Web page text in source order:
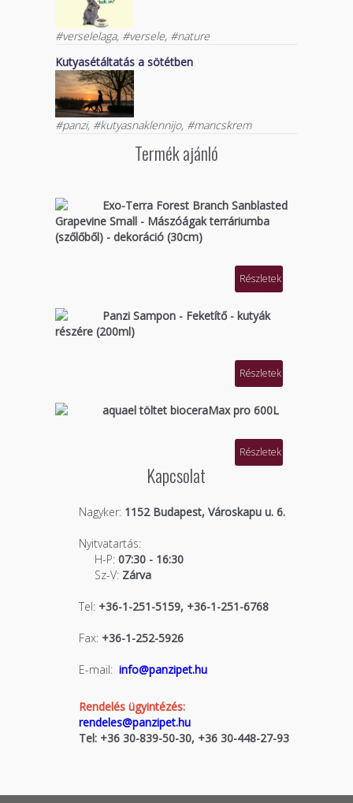
#verselelaga, #versele, #nature
Kutyasétáltatás a sötétben
#panzi, #kutyasnaklennijo, #mancskrem
Termék ajánló
Exo-Terra Forest Branch Sanblasted
Grapevine Small - Mászóágak terráriumba
(szőlőből) - dekoráció (30cm)
Részletek
Panzi Sampon - Feketítő - kutyák
részére (200ml)
Részletek
aquael töltet bioceraMax pro 600L
Részletek
Kapcsolat
Nagyker:1152 Budapest, Városkapu u. 6.
Nyitvatartás:
H-P:07:30 - 16:30
Sz-V:Zárva
Tel:+36-1-251-5159, +36-1-251-6768
Fax:+36-1-252-5926
E-mail: info@panzipet.hu
Rendelés ügyintézés:
rendeles@panzipet.hu
Tel: +36 30-839-50-30, +36 30-448-27-93